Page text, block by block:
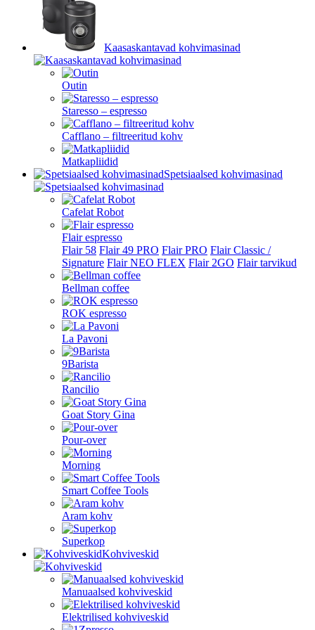
Kaasaskantavad kohvimasinad
Outin
Staresso – espresso
Cafflano – filtreeritud kohv
Matkapliidid
Spetsiaalsed kohvimasinad
Cafelat Robot
Flair espresso
Flair 58 Flair 49 PRO Flair PRO Flair Classic /
Signature Flair NEO FLEX Flair 2GO Flair tarvikud
Bellman coffee
ROK espresso
La Pavoni
9Barista
Rancilio
Goat Story Gina
Pour-over
Morning
Smart Coffee Tools
Aram kohv
Superkop
Kohviveskid
Manuaalsed kohviveskid
Elektrilised kohviveskid